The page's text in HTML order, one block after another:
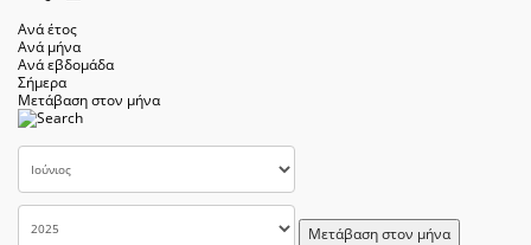
Ανά έτος
Ανά μήνα
Ανά εβδομάδα
Σήμερα
Μετάβαση στον μήνα
Μετάβαση στον μήνα